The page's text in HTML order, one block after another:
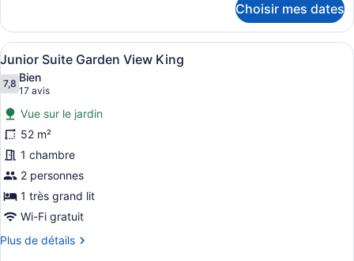
Double
Junior
Suite
Garden
View
Double
Choisir mes dates
Afficher
toutes
les
photos
pour
ce
type
de
chambre :
Junior
Suite
Garden
5
Junior Suite Garden View King
7,87,8 sur 10
Bien
17 avis
(17 avis)
Vue sur le jardin
52 m²
1 chambre
2 personnes
1 très grand lit
Wi-Fi gratuit
Plus de détails
Plus